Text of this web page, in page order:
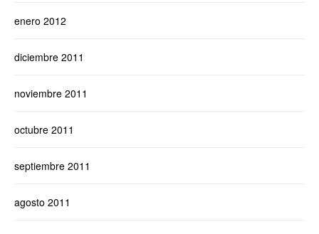
enero 2012
diciembre 2011
noviembre 2011
octubre 2011
septiembre 2011
agosto 2011